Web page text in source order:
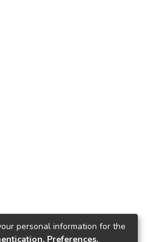
personal information for the
Preferences,